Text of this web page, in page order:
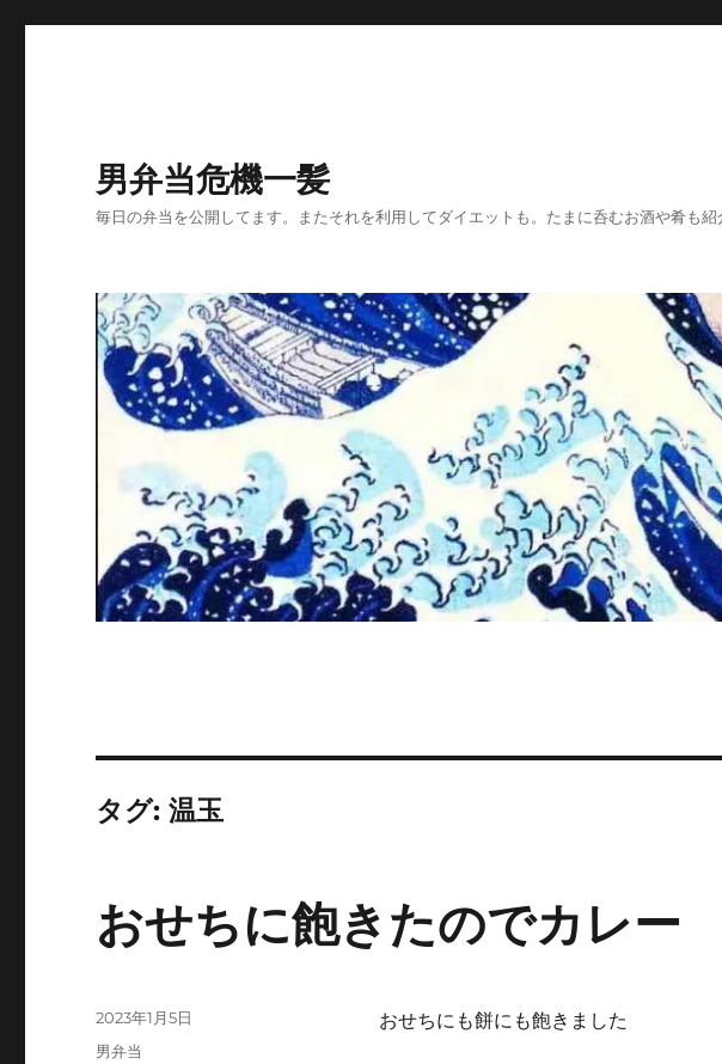
男弁当危機一髪
毎日の弁当を公開してます。またそれを利用してダイエットも。たまに呑むお酒や肴も紹
タグ:温玉
おせちに飽きたのでカレー
おせちにも餅にも飽きました
投
稿
2023年1月5日
カ
男弁当